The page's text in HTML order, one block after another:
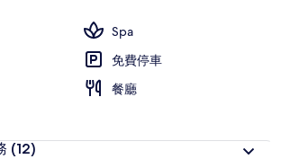
Spa
免費停車
餐廳
(12)